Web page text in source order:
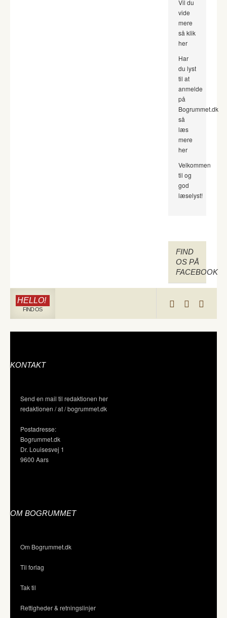
Vil du
vide
mere
så klik
her
Har
du lyst
til at
anmelde
på
Bogrummet.dk
så
læs
mere
her
Velkommen
til og
god
læselyst!
FIND
OS PÅ
FACEBOOK
HELLO!
FIND OS
KONTAKT
Send en mail til redaktionen her
redaktionen / at / bogrummet.dk
Postadresse:
Bogrummet.dk
Dr. Louisesvej 1
9600 Aars
OM BOGRUMMET
Om Bogrummet.dk
Til forlag
Tak til
Rettigheder & retningslinjer